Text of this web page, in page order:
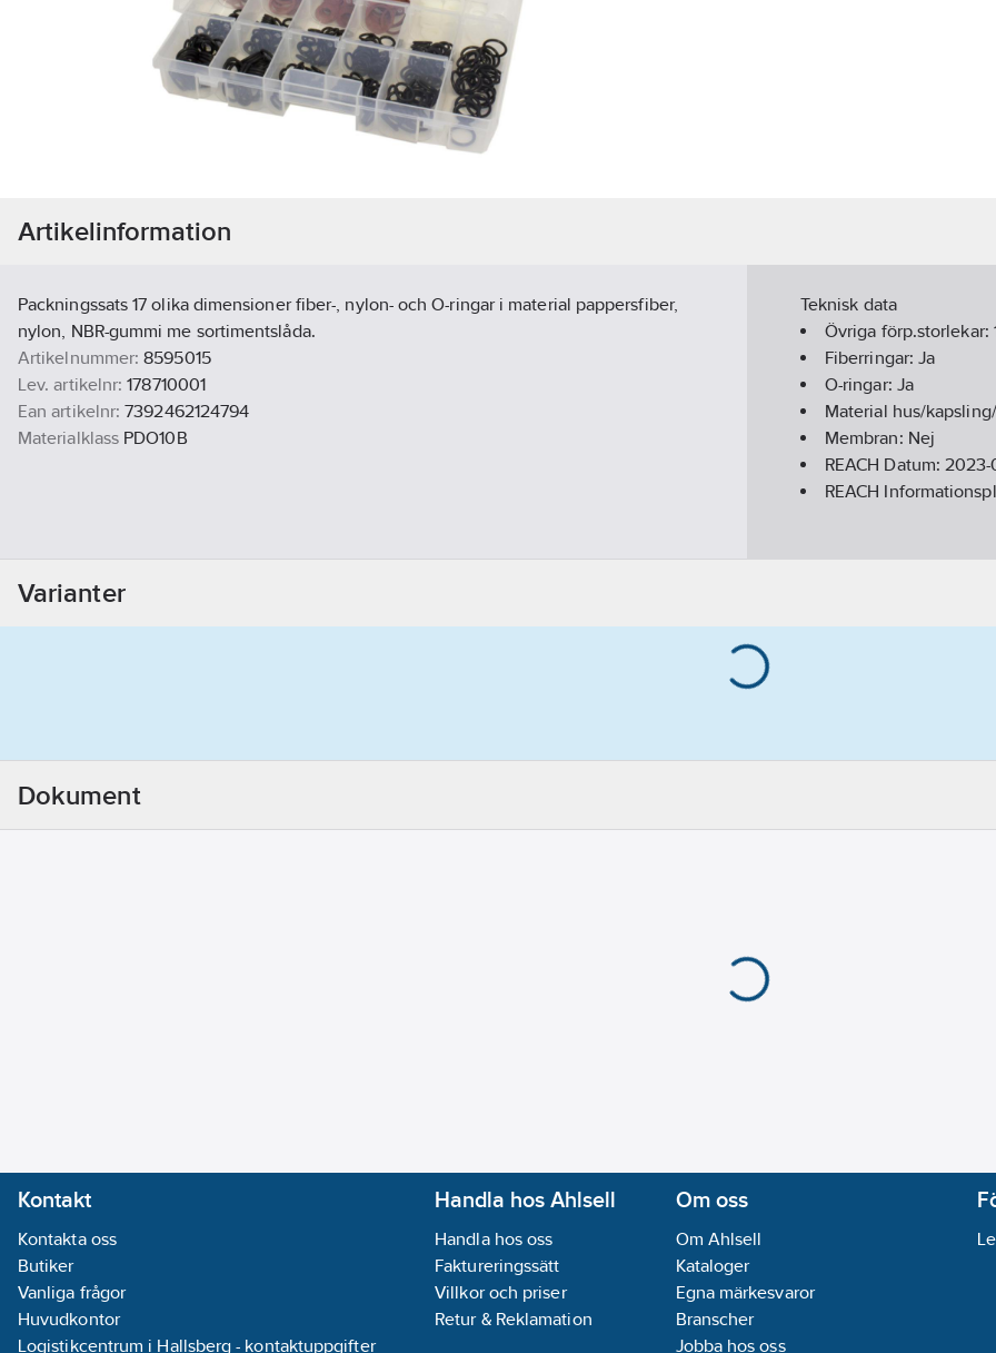
Artikelinformation
Packningssats 17 olika dimensioner fiber-, nylon- och O-ringar i material pappersfiber,
nylon, NBR-gummi me sortimentslåda.
Artikelnummer: 8595015
Lev. artikelnr: 178710001
Ean artikelnr: 7392462124794
Materialklass PDO10B
Teknisk data
Övriga förp.storlekar:
Fiberringar:Ja
O-ringar: Ja
Material hus/
Membran: Nej
REACH Datum:2023-
REACH
Varianter
Dokument
Kontakt
Kontakta oss
Butiker
Vanliga frågor
Huvudkontor
Logistikcentrum i Hallsberg - kontaktuppgifter
Handla hos Ahlsell
Handla hos oss
Faktureringssätt
Villkor och priser
Retur & Reklamation
Om oss
Om Ahlsell
Kataloger
Egna märkesvaror
Branscher
Jobba hos oss